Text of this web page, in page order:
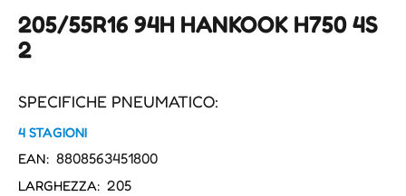
205/55R16 94H HANKOOK H750 4S
2
SPECIFICHE PNEUMATICO:
4 STAGIONI
EAN: 8808563451800
LARGHEZZA: 205